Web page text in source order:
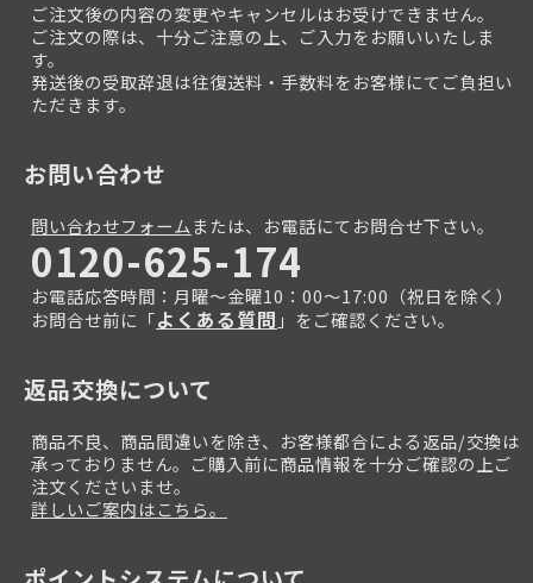
ご注文後の内容の変更やキャンセルはお受けできません。
ご注文の際は、十分ご注意の上、ご入力をお願いいたしま
す。
発送後の受取辞退は往復送料・手数料をお客様にてご負担い
ただきます。
お問い合わせ
問い合わせフォームまたは、お電話にてお問合せ下さい。
0120-625-174
お電話応答時間：月曜～金曜10：00～17:00（祝日を除く）
お問合せ前に「よくある質問 」をご確認ください。
返品交換について
商品不良、商品間違いを除き、お客様都合による返品/交換は
承っておりません。ご購入前に商品情報を十分ご確認の上ご
注文くださいませ。
詳しいご案内はこちら。